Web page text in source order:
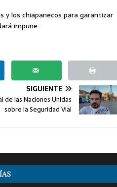
y los chiapanecos para garantizar
impune.
SIGUIENTE
de las Naciones Unidas
sobre la Seguridad Vial